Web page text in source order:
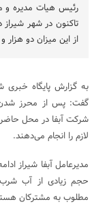
از این میزان دو هزار و ۳۱ فقره آن به مجاز تبدیل شده است.
به گزارش پایگاه خبری
گفت: پس از محرز شدن
شرکت آبفا در محل
لازم را انجام می‌دهند.
مدیرعامل آبفا شیراز
حجم زیادی از آب
مطلوب به مشترکان